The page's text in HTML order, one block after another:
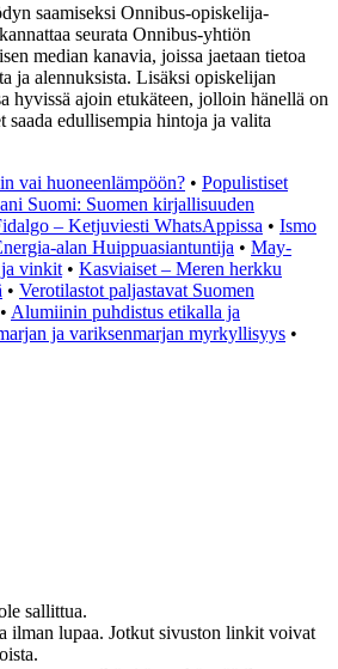
saamiseksi Onnibus-opiskelija-
seurata Onnibus-yhtiön
median kanavia, joissa jaetaan tietoa
ja alennuksista. Lisäksi opiskelijan
hyvissä ajoin etukäteen, jolloin hänellä on
saada edullisempia hintoja ja valita
vai huoneenlämpöön? • Populistiset
Suomi: Suomen kirjallisuuden
– Ketjuviesti WhatsAppissa • Ismo
alan Huippuasiantuntija • May-
ja vinkit • Kasviaiset – Meren herkku
• Verotilastot paljastavat Suomen
• Alumiinin puhdistus etikalla ja
ja variksenmarjan myrkyllisyys •
sallittua.
ilman lupaa. Jotkut sivuston linkit voivat